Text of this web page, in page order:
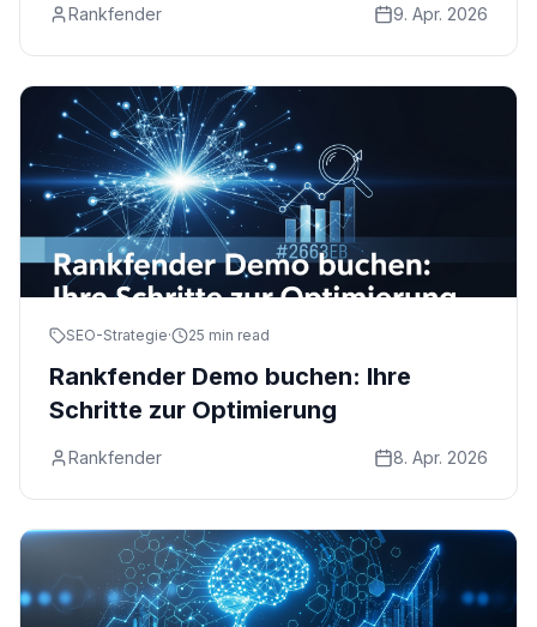
Rankfender 9. Apr. 2026
SEO-Strategie· 25 min read
Rankfender Demo buchen: Ihre
Schritte zur Optimierung
Rankfender 8. Apr. 2026